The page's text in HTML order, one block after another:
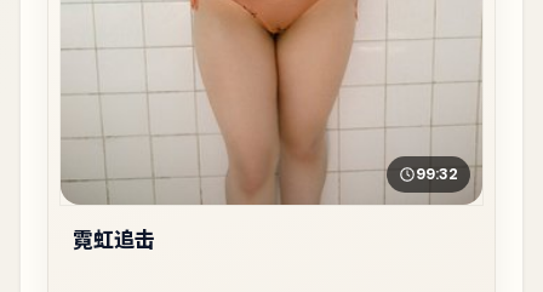
99:32
霓虹追击